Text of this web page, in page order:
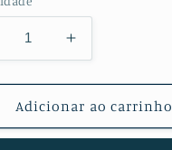
Aumentar
a
quantidade
de
Película
Adicionar ao carrinho